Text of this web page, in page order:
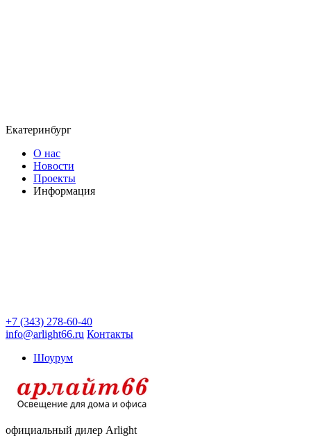
Екатеринбург
О нас
Новости
Проекты
Информация
+7 (343) 278-60-40
info@arlight66.ru Контакты
Шоурум
официальный дилер Arlight